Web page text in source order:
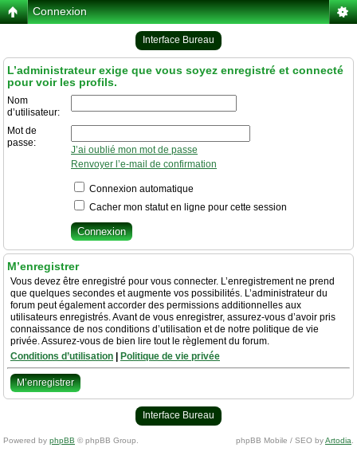
Connexion
Interface Bureau
L’administrateur exige que vous soyez enregistré et connecté
pour voir les profils.
Nom
d’utilisateur:
Mot de
passe:
J’ai oublié mon mot de passe
Renvoyer l’e-mail de confirmation
Connexion automatique
Cacher mon statut en ligne pour cette session
M’enregistrer
Vous devez être enregistré pour vous connecter. L’enregistrement ne prend
que quelques secondes et augmente vos possibilités. L’administrateur du
forum peut également accorder des permissions additionnelles aux
utilisateurs enregistrés. Avant de vous enregistrer, assurez-vous d’avoir pris
connaissance de nos conditions d’utilisation et de notre politique de vie
privée. Assurez-vous de bien lire tout le règlement du forum.
Conditions d’utilisation
Politique de vie privée
M’enregistrer
Interface Bureau
Powered by phpBB © phpBB Group. phpBB Mobile / SEO byArtodia